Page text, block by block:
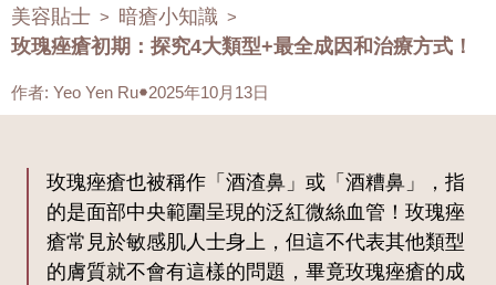
美容貼士 > 暗瘡小知識 >
玫瑰痤瘡初期：探究4大類型+最全成因和治療方式！
作者: Yeo Yen Ru 2025年10月13日
玫瑰痤瘡也被稱作「酒渣鼻」或「酒糟鼻」，指
的是面部中央範圍呈現的泛紅微絲血管！玫瑰痤
瘡常見於敏感肌人士身上，但這不代表其他類型
的膚質就不會有這樣的問題，畢竟玫瑰痤瘡的成